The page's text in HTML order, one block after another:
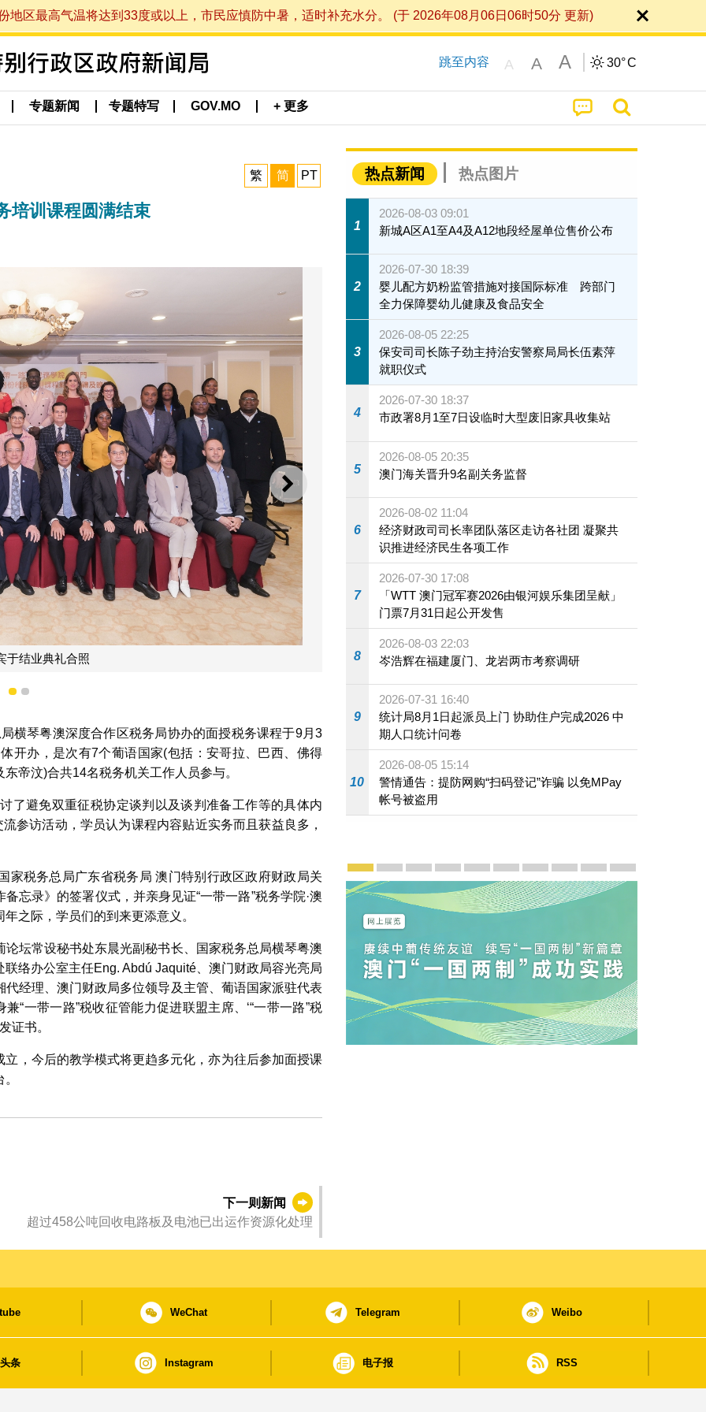
地区最高气温将达到33度或以上，市民应慎防中暑，适时补充水分。 (于 2026年08月06日06时50分 更新)
跳至内容 A A A 30°C
专题新闻 专题特写 GOV.MO + 更多
繁 简 PT
培训课程圆满结束
下一则
席“一带一路”税务学院·澳门（横琴校区）的启动仪式
1 2
局横琴粤澳深度合作区税务局协办的面授税务课程于9月3
开办，是次有7个葡语国家(包括：安哥拉、巴西、佛得
帝汶)合共14名税务机关工作人员参与。
了避免双重征税协定谈判以及谈判准备工作等的具体内
参访活动，学员认为课程内容贴近实务而且获益良多，
家税务总局广东省税务局 澳门特别行政区政府财政局关
忘录》的签署仪式，并亲身见证“一带一路”税务学院·澳
之际，学员们的到来更添意义。
坛常设秘书处东晨光副秘书长、国家税务总局横琴粤澳
络办公室主任Eng. Abdú Jaquité、澳门财政局容光亮局
经理、澳门财政局多位领导及主管、葡语国家派驻代表
“一带一路”税收征管能力促进联盟主席、‘“一带一路”税
证书。
立，今后的教学模式将更趋多元化，亦为往后参加面授课
下一则新闻
超过458公吨回收电路板及电池已出运作资源化处理
热点新闻 热点图片
1
2026-08-03 09:01
新城A区A1至A4及A12地段经屋单位售价公布
2
2026-07-30 18:39
婴儿配方奶粉监管措施对接国际标准 跨部门
全力保障婴幼儿健康及食品安全
3
2026-08-05 22:25
保安司司长陈子劲主持治安警察局局长伍素萍
就职仪式
4
2026-07-30 18:37
市政署8月1至7日设临时大型废旧家具收集站
5
2026-08-05 20:35
澳门海关晋升9名副关务监督
6
2026-08-02 11:04
经济财政司司长率团队落区走访各社团 凝聚共
识推进经济民生各项工作
7
2026-07-30 17:08
「WTT 澳门冠军赛2026由银河娱乐集团呈献」
门票7月31日起公开发售
8
2026-08-03 22:03
岑浩辉在福建厦门、龙岩两市考察调研
9
2026-07-31 16:40
统计局8月1日起派员上门 协助住户完成2026 中
期人口统计问卷
10
2026-08-05 15:14
警情通告：提防网购“扫码登记”诈骗 以免MPay
帐号被盗用
宣传及推广
赓续中葡传统友谊 续写“一国两制”新篇章 — 澳门“一国
澳门名片集
行政长官岑浩辉11月18日发表2026年施政报
施政特写澳门特别行政区经济和社会发展第
横琴粤澳深度合作区专题网站
施政小讲堂
走进澳门澳门相簿2020
《澳门微视
WeChat Telegram Weibo
条 Instagram 电子报 RSS